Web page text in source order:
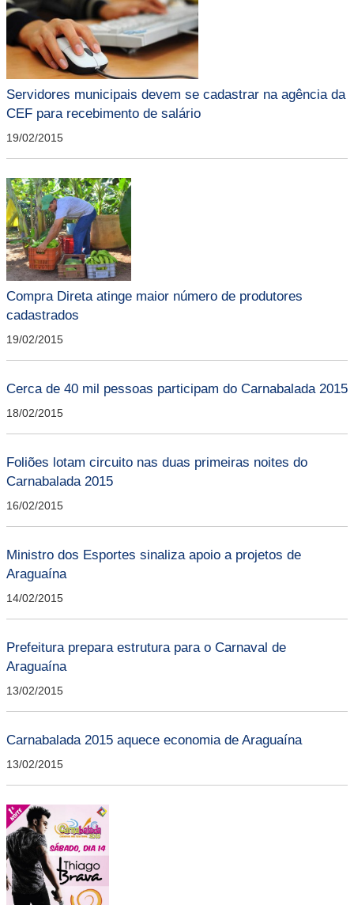
Servidores municipais devem se cadastrar na agência da
CEF para recebimento de salário
19/02/2015
Compra Direta atinge maior número de produtores
cadastrados
19/02/2015
Cerca de 40 mil pessoas participam do Carnabalada 2015
18/02/2015
Foliões lotam circuito nas duas primeiras noites do
Carnabalada 2015
16/02/2015
Ministro dos Esportes sinaliza apoio a projetos de
Araguaína
14/02/2015
Prefeitura prepara estrutura para o Carnaval de
Araguaína
13/02/2015
Carnabalada 2015 aquece economia de Araguaína
13/02/2015